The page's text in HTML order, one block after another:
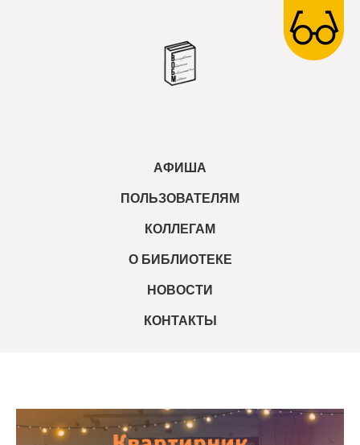
АФИША
ПОЛЬЗОВАТЕЛЯМ
КОЛЛЕГАМ
О БИБЛИОТЕКЕ
НОВОСТИ
КОНТАКТЫ